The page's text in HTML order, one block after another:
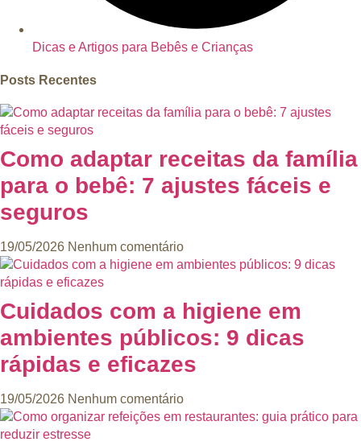
Dicas e Artigos para Bebês e Crianças
Posts Recentes
Como adaptar receitas da família
para o bebê: 7 ajustes fáceis e
seguros
19/05/2026 Nenhum comentário
Cuidados com a higiene em
ambientes públicos: 9 dicas
rápidas e eficazes
19/05/2026 Nenhum comentário